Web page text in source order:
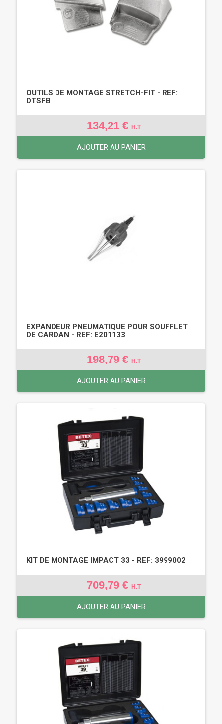
OUTILS DE MONTAGE STRETCH-FIT - REF:
DTSFB
134,21 € H.T
AJOUTER AU PANIER
EXPANDEUR PNEUMATIQUE POUR SOUFFLET
DE CARDAN - REF: E201133
198,79 € H.T
AJOUTER AU PANIER
KIT DE MONTAGE IMPACT 33 - REF: 3999002
709,79 € H.T
AJOUTER AU PANIER